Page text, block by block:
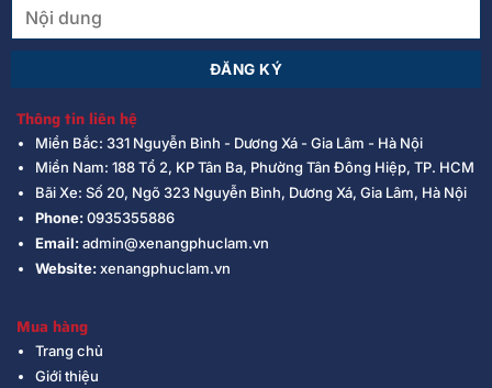
Thông tin liên hệ
Miền Bắc: 331 Nguyễn Bình - Dương Xá - Gia Lâm - Hà Nội
Miền Nam: 188 Tổ 2, KP Tân Ba, Phường Tân Đông Hiệp, TP. HCM
Bãi Xe: Số 20, Ngõ 323 Nguyễn Bình, Dương Xá, Gia Lâm, Hà Nội
Phone:0935355886
Email:admin@xenangphuclam.vn
Website:xenangphuclam.vn
Mua hàng
Trang chủ
Giới thiệu